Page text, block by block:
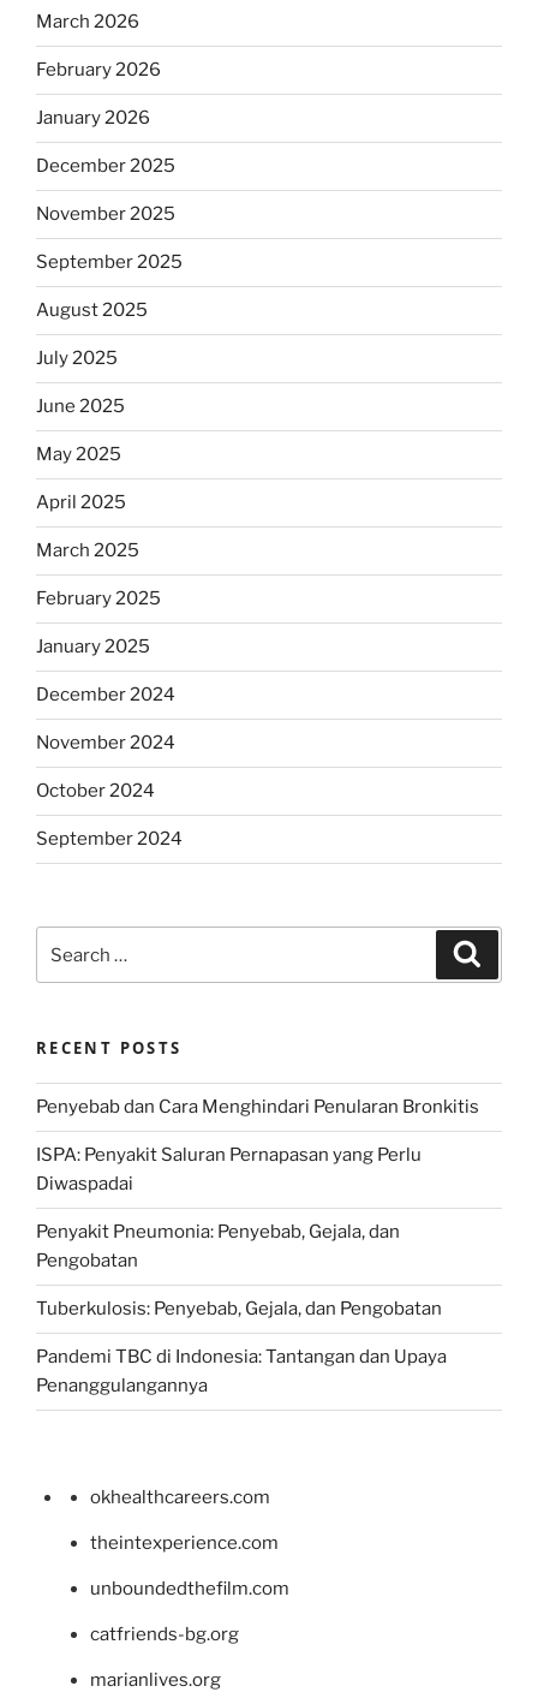
March 2026
February 2026
January 2026
December 2025
November 2025
September 2025
August 2025
July 2025
June 2025
May 2025
April 2025
March 2025
February 2025
January 2025
December 2024
November 2024
October 2024
September 2024
for:
RECENT POSTS
Penyebab dan Cara Menghindari Penularan Bronkitis
ISPA: Penyakit Saluran Pernapasan yang Perlu
Diwaspadai
Penyakit Pneumonia: Penyebab, Gejala, dan
Pengobatan
Tuberkulosis: Penyebab, Gejala, dan Pengobatan
Pandemi TBC di Indonesia: Tantangan dan Upaya
Penanggulangannya
okhealthcareers.com
theintexperience.com
unboundedthefilm.com
catfriends-bg.org
marianlives.org